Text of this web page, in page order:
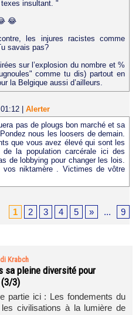
insultant. "
😂
les injures racistes comme
savais pas?
sur l’explosion du nombre et %
comme tu dis) partout en
la Belgique aussi d’ailleurs.
| Alerter
pas de plougs bon marché et sa
nous les loosers de demain.
que vous avez élevé qui sont les
la population carcérale ici des
de lobbying pour changer les lois.
niktamère . Victimes de vôtre
1 2 3 4 5 » ... 9
Krabch
sa pleine diversité pour
3)
partie ici : Les fondements du
les civilisations à la lumière de